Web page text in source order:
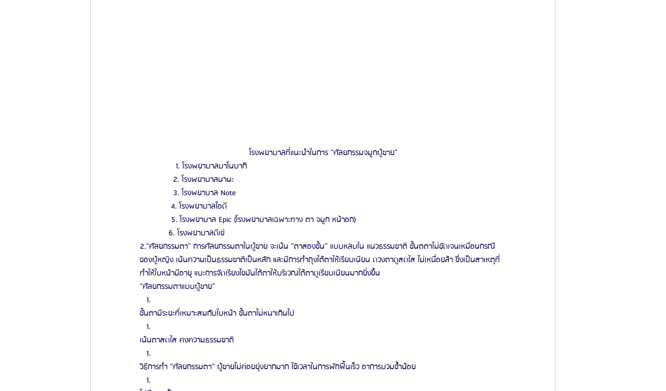
โรงพยาบาลที่แนะนำในการ “ศัลยกรรมจมูกผู้ชาย”
1. โรงพยาบาลบาโนบากิ
2. โรงพยาบาลนานะ
3. โรงพยาบาล Note
4. โรงพยาบาลไอดี
5. โรงพยาบาล Epic (โรงพยาบาลเฉพาะทาง ตา จมูก หน้าอก)
6. โรงพยาบาลดีเซ่
2.“ศัลยกรรมตา” การศัลยกรรมตาในผู้ชาย จะเน้น “ตาสองชั้น” แบบหลบใน แนวธรรมชาติ ชั้นตตาไม่ชัดเจนเหมือนกรณี
ของผู้หญิง เน้นความเป็นธรรมชาติเป็นหลัก และมีการทำถุงใต้ตาให้เรียบเนียน ดวงตาดูสดใส ไม่เหนื่อยล้า ซึ่งเป็นสาเหตุที่
ทำให้ใบหน้ามีอายุ แบะการจัดเรียงไขมันใต้ตาให้บริเวณใต้ตาดูเรียบเนียนมากยิ่งขึ้น
“ศัลยกรรมตาแบบผู้ชาย”
ชั้นตามีระยะที่เหมาะสมกับใบหน้า ชั้นตาไม่หนาเกินไป
เน้นตาสดใส คงความธรรมชาติ
วิธีการทำ “ศัลยกรรมตา” ผู้ชายไม่ค่อยยุ่งยากมาก ใช้เวลาในการพักฟื้นเร็ว อาการบวมซ้ำน้อย